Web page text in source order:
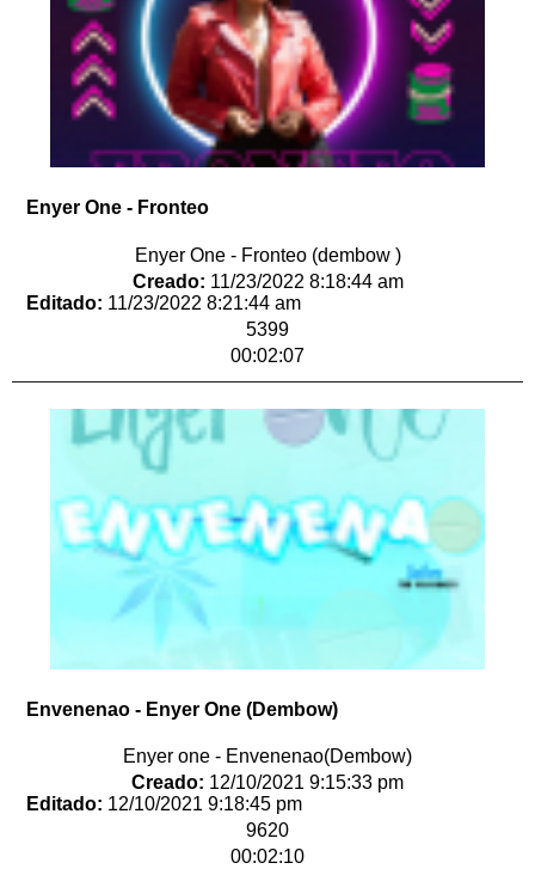
Enyer One - Fronteo
Enyer One - Fronteo (dembow )
Creado: 11/23/2022 8:18:44 am
Editado: 11/23/2022 8:21:44 am
5399
00:02:07
Envenenao - Enyer One (Dembow)
Enyer one - Envenenao(Dembow)
Creado: 12/10/2021 9:15:33 pm
Editado: 12/10/2021 9:18:45 pm
9620
00:02:10